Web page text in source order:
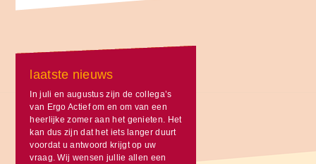
laatste nieuws
In juli en augustus zijn de collega’s
van Ergo Actief om en om van een
heerlijke zomer aan het genieten. Het
kan dus zijn dat het iets langer duurt
voordat u antwoord krijgt op uw
vraag. Wij wensen jullie allen een